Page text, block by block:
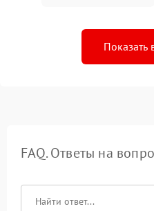
Показать
FAQ. Ответы на